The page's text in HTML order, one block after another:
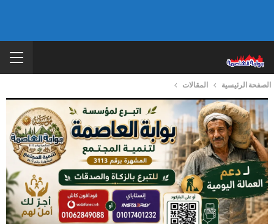
الصفحة الرئيسية المقالات